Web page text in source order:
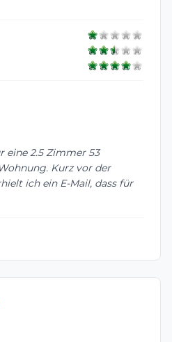
eine 2.5 Zimmer 53
Kurz vor der
ich ein E-Mail, dass für